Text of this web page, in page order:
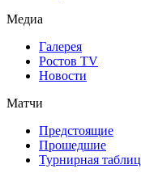
Медиа
Галерея
Ростов TV
Новости
Матчи
Предстоящие
Прошедшие
Турнирная